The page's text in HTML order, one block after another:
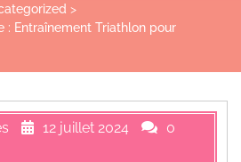
>
: Entraînement Triathlon pour
12 juillet 2024
0